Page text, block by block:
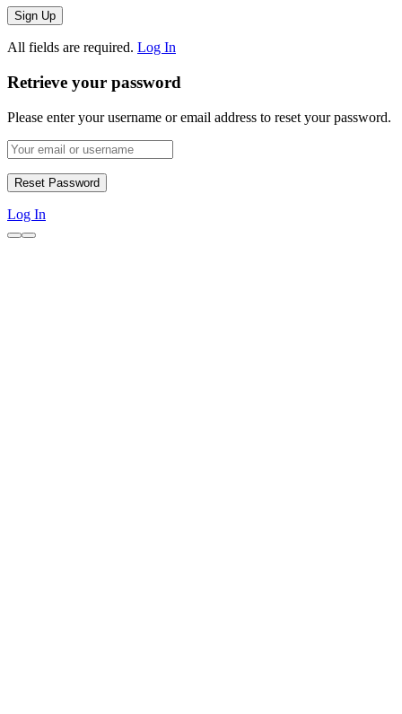
All fields are required. Log In
Retrieve your password
Please enter your username or email address to reset your password.
Log In